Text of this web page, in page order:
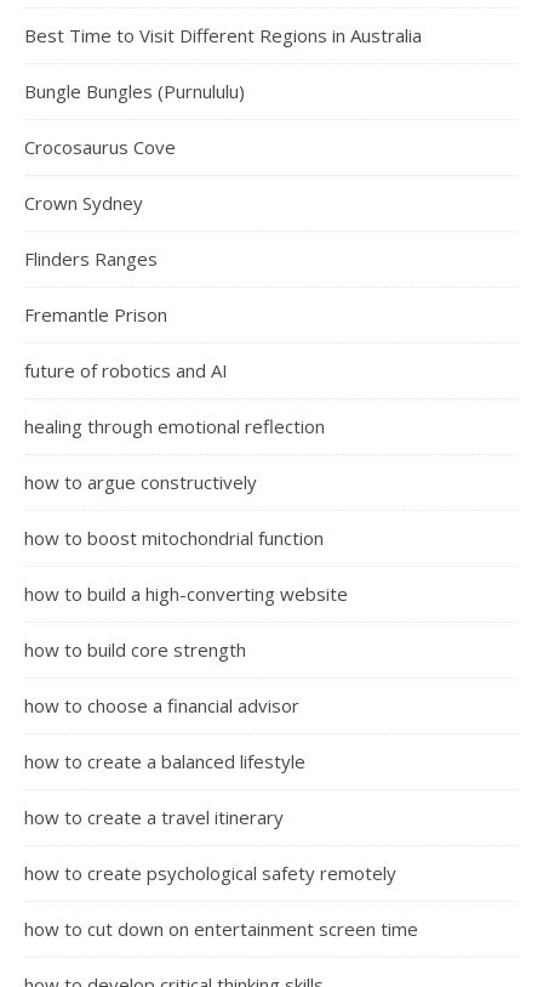
Best Time to Visit Different Regions in Australia
Bungle Bungles (Purnululu)
Crocosaurus Cove
Crown Sydney
Flinders Ranges
Fremantle Prison
future of robotics and AI
healing through emotional reflection
how to argue constructively
how to boost mitochondrial function
how to build a high-converting website
how to build core strength
how to choose a financial advisor
how to create a balanced lifestyle
how to create a travel itinerary
how to create psychological safety remotely
how to cut down on entertainment screen time